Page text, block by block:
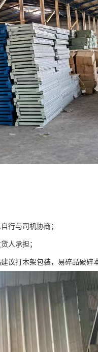
行与司机协商；
人承担；
议打木架包装，易碎品破碎